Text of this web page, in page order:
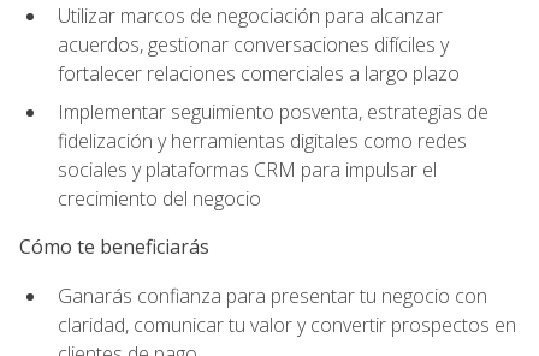
Utilizar marcos de negociación para alcanzar
acuerdos, gestionar conversaciones difíciles y
fortalecer relaciones comerciales a largo plazo
Implementar seguimiento posventa, estrategias de
fidelización y herramientas digitales como redes
sociales y plataformas CRM para impulsar el
crecimiento del negocio
Cómo te beneficiarás
Ganarás confianza para presentar tu negocio con
claridad, comunicar tu valor y convertir prospectos en